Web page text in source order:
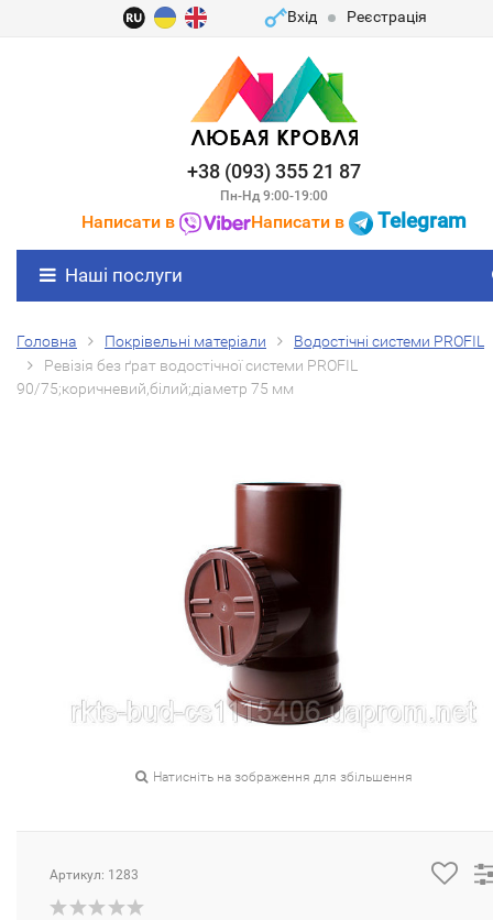
Вхід Реєстрація
+38 (093) 355 21 87
Пн-Нд 9:00-19:00
Написати в Написати в Telegram
Наші послуги
Головна Покрівельні матеріали
Водостічні системи PROFIL
Ревізія без ґрат водостічної системи PROFIL
90/75;коричневий,білий;діаметр 75 мм
Натисніть на зображення для збільшення
Артикул: 1283